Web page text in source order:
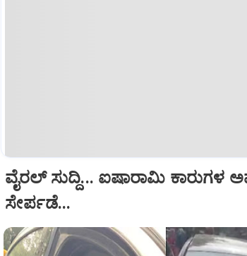
ವೈರಲ್ ಸುದ್ದಿ... ಐಷಾರಾಮಿ
ಸೇರ್ಪಡೆ...